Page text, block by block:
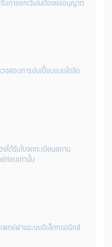
สอบการปนเปื้อนแบบใดจัด
ได้รับใบจดทะเบียนสถาน
ก่อนเท่านั้น
ทย์ผ่านระบบอิเล็กทรอนิกส์